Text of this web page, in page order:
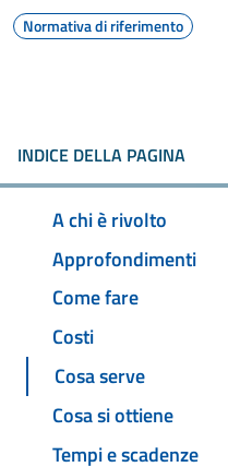
Normativa di riferimento
INDICE DELLA PAGINA
A chi è rivolto
Approfondimenti
Come fare
Costi
Cosa serve
Cosa si ottiene
Tempi e scadenze